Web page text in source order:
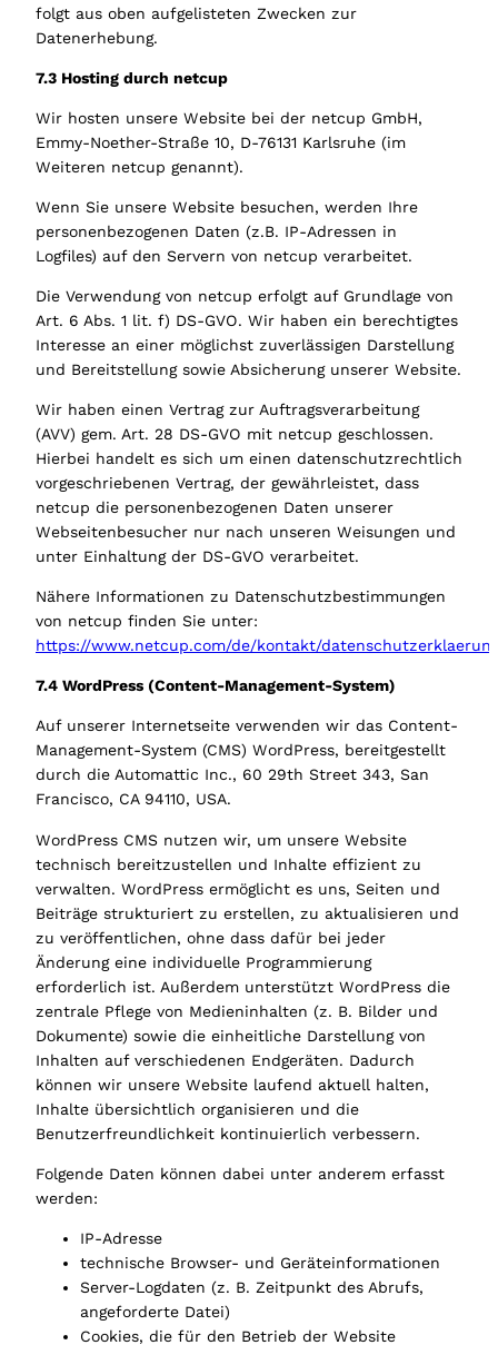
folgt aus oben aufgelisteten Zwecken zur
Datenerhebung.
7.3 Hosting durch netcup
Wir hosten unsere Website bei der netcup GmbH,
Emmy-Noether-Straße 10, D-76131 Karlsruhe (im
Weiteren netcup genannt).
Wenn Sie unsere Website besuchen, werden Ihre
personenbezogenen Daten (z.B. IP-Adressen in
Logfiles) auf den Servern von netcup verarbeitet.
Die Verwendung von netcup erfolgt auf Grundlage von
Art. 6 Abs. 1 lit. f) DS-GVO. Wir haben ein berechtigtes
Interesse an einer möglichst zuverlässigen Darstellung
und Bereitstellung sowie Absicherung unserer Website.
Wir haben einen Vertrag zur Auftragsverarbeitung
(AVV) gem. Art. 28 DS-GVO mit netcup geschlossen.
Hierbei handelt es sich um einen datenschutzrechtlich
vorgeschriebenen Vertrag, der gewährleistet, dass
netcup die personenbezogenen Daten unserer
Webseitenbesucher nur nach unseren Weisungen und
unter Einhaltung der DS-GVO verarbeitet.
Nähere Informationen zu Datenschutzbestimmungen
von netcup finden Sie unter:
https://www.netcup.com/de/kontakt/datenschutzerklaerung
7.4 WordPress (Content-Management-System)
Auf unserer Internetseite verwenden wir das Content-
Management-System (CMS) WordPress, bereitgestellt
durch die Automattic Inc., 60 29th Street 343, San
Francisco, CA 94110, USA.
WordPress CMS nutzen wir, um unsere Website
technisch bereitzustellen und Inhalte effizient zu
verwalten. WordPress ermöglicht es uns, Seiten und
Beiträge strukturiert zu erstellen, zu aktualisieren und
zu veröffentlichen, ohne dass dafür bei jeder
Änderung eine individuelle Programmierung
erforderlich ist. Außerdem unterstützt WordPress die
zentrale Pflege von Medieninhalten (z. B. Bilder und
Dokumente) sowie die einheitliche Darstellung von
Inhalten auf verschiedenen Endgeräten. Dadurch
können wir unsere Website laufend aktuell halten,
Inhalte übersichtlich organisieren und die
Benutzerfreundlichkeit kontinuierlich verbessern.
Folgende Daten können dabei unter anderem erfasst
werden:
IP-Adresse
technische Browser- und Geräteinformationen
Server-Logdaten (z. B. Zeitpunkt des Abrufs,
angeforderte Datei)
Cookies, die für den Betrieb der Website